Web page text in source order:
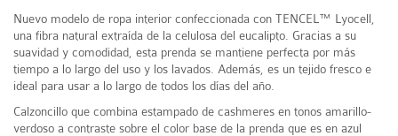
Nuevo modelo de ropa interior confeccionada con TENCEL™ Lyocell,
una fibra natural extraída de la celulosa del eucalipto. Gracias a su
suavidad y comodidad, esta prenda se mantiene perfecta por más
tiempo a lo largo del uso y los lavados. Además, es un tejido fresco e
ideal para usar a lo largo de todos los días del año.
Calzoncillo que combina estampado de cashmeres en tonos amarillo-
verdoso a contraste sobre el color base de la prenda que es en azul